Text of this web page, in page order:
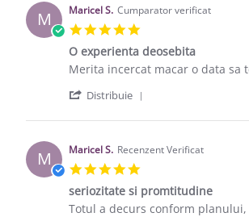
M Maricel S. Cumparator verificat
5.0 star rating
O experienta deosebita
Review by Maricel S. on 23 Feb
review stating O experienta
Merita incercat macar o data sa
Distribuie
M Maricel S. Recenzent Verificat
5.0 star rating
seriozitate si promtitudine
Review by Maricel S. on 17 Feb
review stating seriozitate si
Totul a decurs conform